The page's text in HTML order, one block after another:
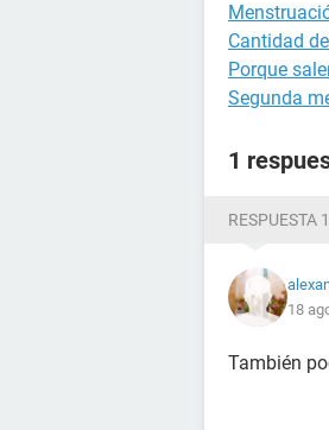
Cantidad
Porque
Segunda
1
RESPUESTA
18
También